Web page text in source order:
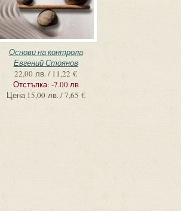
Основи на контрола
Евгений Стоянов
22,00 лв. / 11,22 €
Отстъпка: -7.00 лв
Цена 15,00 лв. / 7,65 €